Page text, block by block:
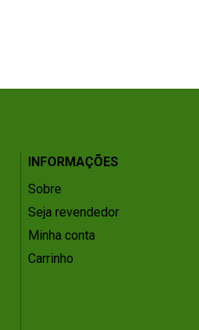
INFORMAÇÕES
Sobre
Seja revendedor
Minha conta
Carrinho